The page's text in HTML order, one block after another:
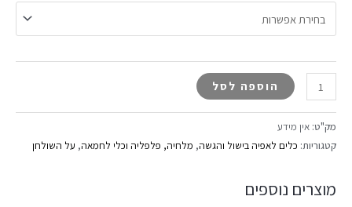
הוספה לסל
מק"ט: אין מידע
קטגוריות: כלים לאפיה בישול והגשה, מלחיה, פלפליה וכלי לחמאה, על השולחן
מוצרים נוספים